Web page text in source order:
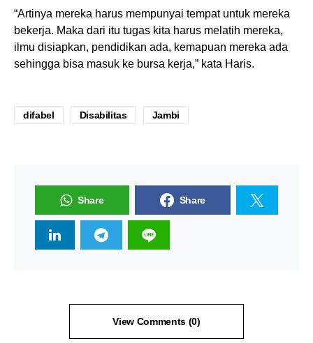
“Artinya mereka harus mempunyai tempat untuk mereka
bekerja. Maka dari itu tugas kita harus melatih mereka,
ilmu disiapkan, pendidikan ada, kemapuan mereka ada
sehingga bisa masuk ke bursa kerja,” kata Haris.
difabel Disabilitas Jambi
Share Share
View Comments (0)